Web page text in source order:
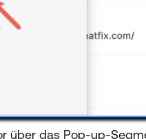
über das Pop-up-